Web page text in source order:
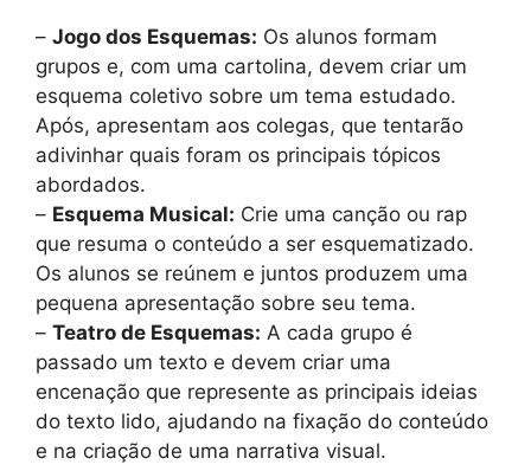
– Jogo dos Esquemas: Os alunos formam
grupos e, com uma cartolina, devem criar um
esquema coletivo sobre um tema estudado.
Após, apresentam aos colegas, que tentarão
adivinhar quais foram os principais tópicos
abordados.
– Esquema Musical: Crie uma canção ou rap
que resuma o conteúdo a ser esquematizado.
Os alunos se reúnem e juntos produzem uma
pequena apresentação sobre seu tema.
– Teatro de Esquemas: A cada grupo é
passado um texto e devem criar uma
encenação que represente as principais ideias
do texto lido, ajudando na fixação do conteúdo
e na criação de uma narrativa visual.